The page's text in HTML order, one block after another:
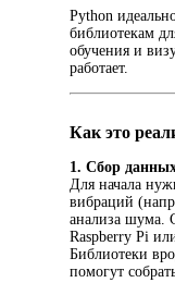
Python
библиотекам
обучения и
работает.
Как это
1. Сбор
Для начала
вибраций
анализа шума.
Raspberry Pi
Библиотеки
помогут